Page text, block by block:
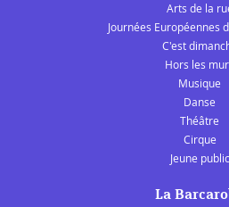
Arts de la
Journées Européennes
C'est
Hors les
Musique
Danse
Théâtre
Cirque
Jeune public
La